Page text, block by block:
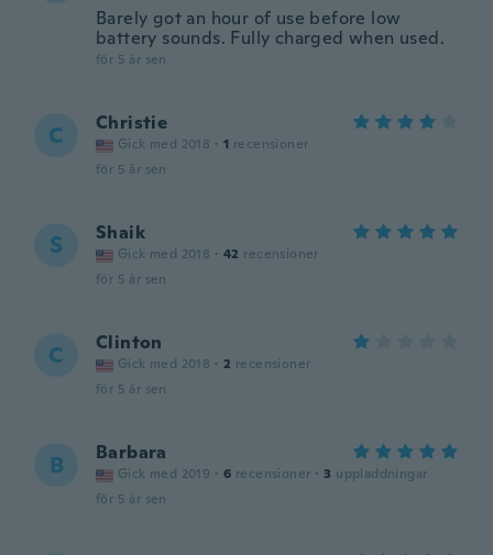
Barely got an hour of use before low
battery sounds. Fully charged when used.
för 5 år sen
C Christie
Gick med 2018 · 1 recensioner
för 5 år sen
S Shaik
Gick med 2018 · 42 recensioner
för 5 år sen
C Clinton
Gick med 2018 · 2 recensioner
för 5 år sen
B Barbara
Gick med 2019 · 6 recensioner · 3 uppladdningar
för 5 år sen